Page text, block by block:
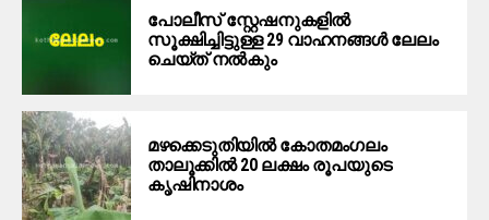
പോലീസ് സ്റ്റേഷനുകളിൽ
സൂക്ഷിച്ചിട്ടുള്ള 29 വാഹനങ്ങൾ ലേലം
ചെയ്ത് നൽകും
മഴക്കെടുതിയിൽ കോതമംഗലം
താലൂക്കിൽ 20 ലക്ഷം രൂപയുടെ
കൃഷിനാശം